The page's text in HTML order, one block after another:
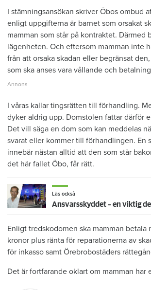
I stämningsansökan skriver Öbos ombud
enligt uppgifterna är barnet som orsakat
mamman som står på kontraktet. Därmed
lägenheten. Och eftersom mamman inte
från att orsaka skadan eller begränsat
som ska anses vara vållande och
I våras kallar tingsrätten till förhandling.
dyker aldrig upp. Domstolen fattar därför
Det vill säga en dom som kan meddelas
svarat eller kommer till förhandlingen. En
innebär nästan alltid att den som står
det här fallet Öbo, får rätt.
Läs också
Enligt tredskodomen ska mamman
kronor plus ränta för reparationerna av
för inkasso samt Örebrobostäders
Det är fortfarande oklart om mamman har